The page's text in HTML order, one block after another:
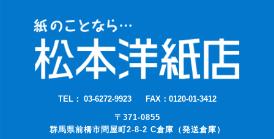
TEL： 03-6272-9923
FAX：0120-01-3412
〒371-0855
群馬県前橋市問屋町2-8-2 C倉庫（発送倉庫）